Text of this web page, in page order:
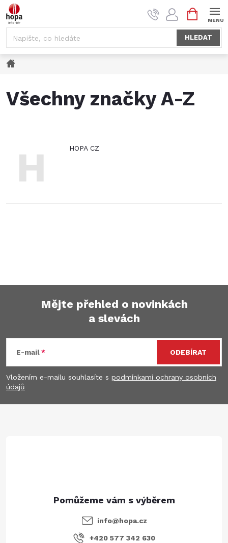
Přejít
na
HLEDAT
NÁKUPNÍ
KOŠÍK
Všechny značky A-Z
H HOPA CZ
p
a
Mějte přehled o novinkách
a slevách
E-mail
Vložením e-mailu souhlasíte s podmínkami ochrany osobních
údajů
ODEBÍRAT
info@hopa.cz
+420 577 342 630